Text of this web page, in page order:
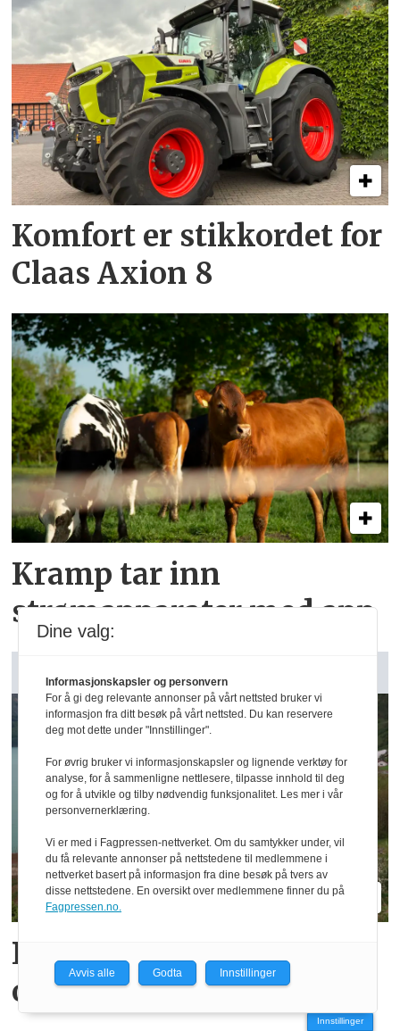
Komfort er stikkordet for
Claas Axion 8
Kramp tar inn
strømapparater med app
Reidar har million­
omsetning fra 75 dekar
Innstillinger
Dine valg:
Informasjonskapsler og personvern
For å gi deg relevante annonser på vårt nettsted bruker vi
informasjon fra ditt besøk på vårt nettsted. Du kan reservere
deg mot dette under "Innstillinger".
For øvrig bruker vi informasjonskapsler og lignende verktøy for
analyse, for å sammenligne nettlesere, tilpasse innhold til deg
og for å utvikle og tilby nødvendig funksjonalitet. Les mer i vår
personvernerklæring.
Vi er med i Fagpressen-nettverket. Om du samtykker under, vil
du få relevante annonser på nettstedene til medlemmene i
nettverket basert på informasjon fra dine besøk på tvers av
disse nettstedene. En oversikt over medlemmene finner du på
Fagpressen.no.
Avvis alle Godta Innstillinger